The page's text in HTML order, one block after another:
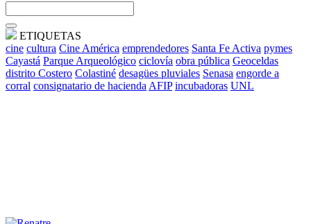
ETIQUETAS
cine cultura Cine América emprendedores Santa Fe Activa pymes
Cayastá Parque Arqueológico ciclovía obra pública Geoceldas
distrito Costero Colastiné desagües pluviales Senasa engorde a
corral consignatario de hacienda AFIP incubadoras UNL